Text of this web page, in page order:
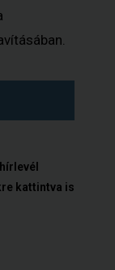
kattintva is